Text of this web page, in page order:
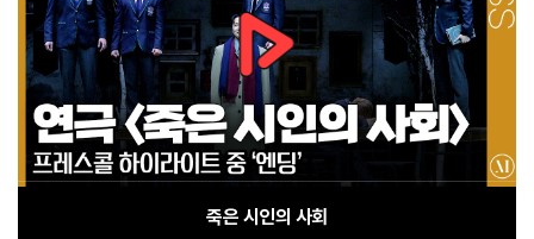
죽은 시인의 사회